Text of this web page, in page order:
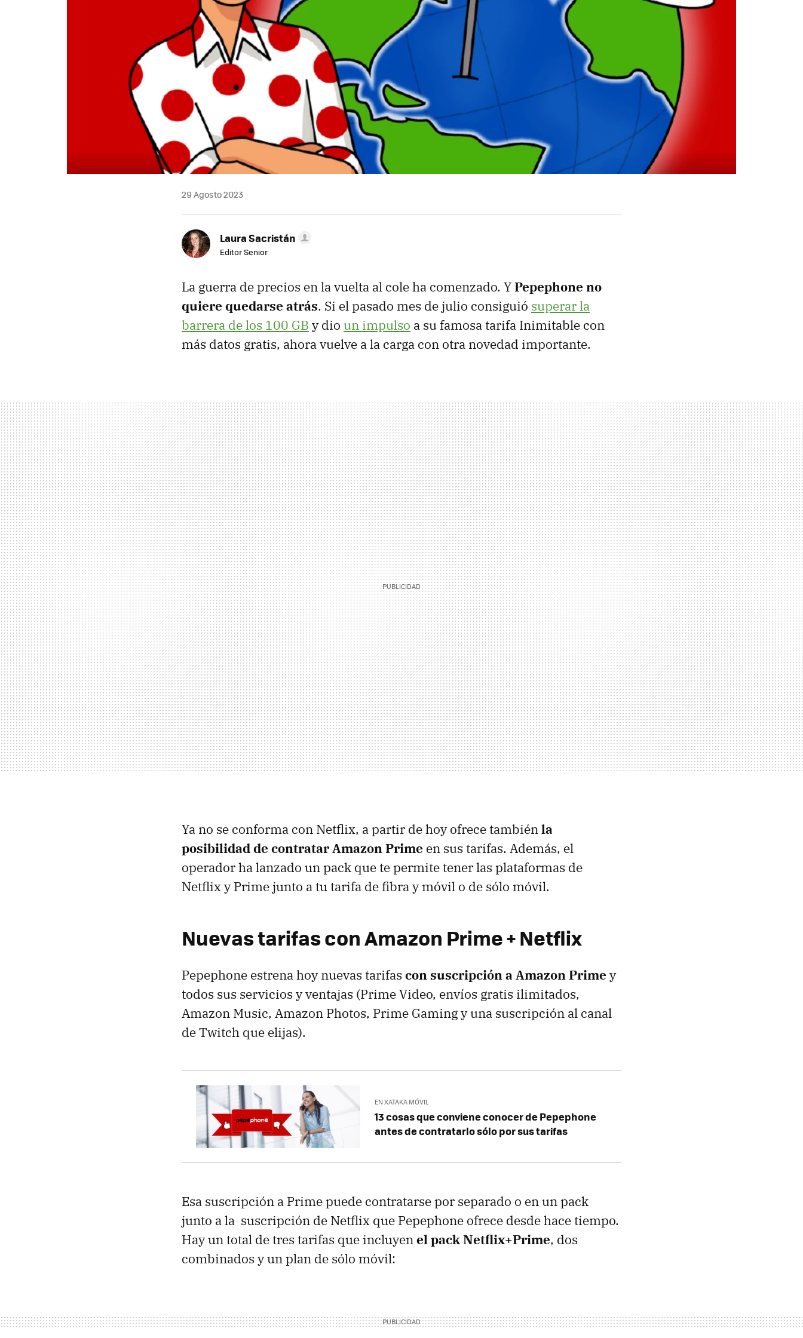
29 Agosto 2023
Laura Sacristán
Editor Senior
La guerra de precios en la vuelta al cole ha comenzado. YPepephone no
quiere quedarse atrás. Si el pasado mes de julio consiguió superar la
barrera de los 100 GB y dio un impulso a su famosa tarifa Inimitable con
más datos gratis, ahora vuelve a la carga con otra novedad importante.
Ya no se conforma con Netflix, a partir de hoy ofrece tambiénla
posibilidad de contratar Amazon Prime en sus tarifas. Además, el
operador ha lanzado un pack que te permite tener las plataformas de
Netflix y Prime junto a tu tarifa de fibra y móvil o de sólo móvil.
Nuevas tarifas con Amazon Prime + Netflix
Pepephone estrena hoy nuevas tarifas con suscripción a Amazon Prime y
todos sus servicios y ventajas (Prime Video, envíos gratis ilimitados,
Amazon Music, Amazon Photos, Prime Gaming y una suscripción al canal
de Twitch que elijas).
EN XATAKA MÓVIL
13 cosas que conviene conocer de Pepephone
antes de contratarlo sólo por sus tarifas
Esa suscripción a Prime puede contratarse por separado o en un pack
junto a la suscripción de Netflix que Pepephone ofrece desde hace tiempo.
Hay un total de tres tarifas que incluyenel pack Netflix+Prime, dos
combinados y un plan de sólo móvil: